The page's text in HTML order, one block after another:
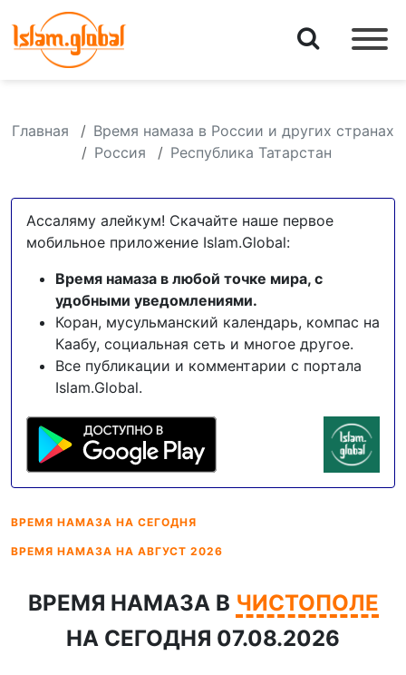
Главная
Время намаза в России и других странах
Россия
Республика Татарстан
Ассаляму алейкум! Скачайте наше первое
мобильное приложение Islam.Global:
Время намаза в любой точке мира, с
удобными уведомлениями.
Коран, мусульманский календарь, компас на
Каабу, социальная сеть и многое другое.
Все публикации и комментарии с портала
Islam.Global.
ВРЕМЯ НАМАЗА НА СЕГОДНЯ
ВРЕМЯ НАМАЗА НА АВГУСТ 2026
ВРЕМЯ НАМАЗА В ЧИСТОПОЛЕ
НА СЕГОДНЯ 07.08.2026